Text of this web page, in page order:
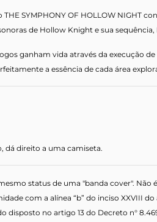
SYMPHONY OF HOLLOW NIGHT
de Hollow Knight e sua
ganham vida através da execução
a essência de cada área
dá direito a uma camiseta.
status de uma "banda cover". Não
com a alínea “b” do inciso XXVIII do
disposto no artigo 13 do Decreto n°